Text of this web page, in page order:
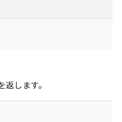
返します。